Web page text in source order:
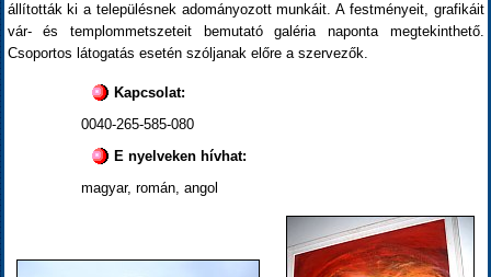
állították ki a településnek adományozott munkáit. A festményeit, grafikáit
vár- és templommetszeteit bemutató galéria naponta megtekinthető.
Csoportos látogatás esetén szóljanak előre a szervezők.
Kapcsolat:
0040-265-585-080
E nyelveken hívhat:
magyar, román, angol